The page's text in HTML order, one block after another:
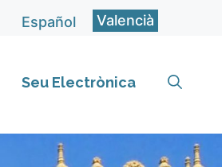
Español Valencià
Seu Electrònica